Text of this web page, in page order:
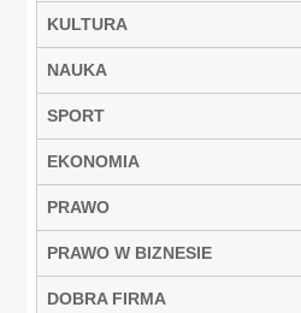
KULTURA
NAUKA
SPORT
EKONOMIA
PRAWO
PRAWO W BIZNESIE
DOBRA FIRMA